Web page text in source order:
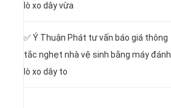
lò xo dây vừa
✅ Ý Thuận Phát tư vấn báo giá thông
tắc nghẹt nhà vệ sinh bằng máy đánh
lò xo dây to